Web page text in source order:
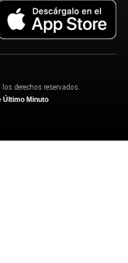
derechos reservados.
Último Minuto